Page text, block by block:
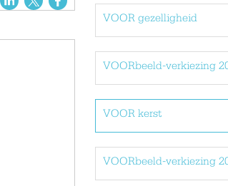
VOOR gezelligheid
VOORbeeld-verkiezing
VOOR kerst
VOORbeeld-verkiezing